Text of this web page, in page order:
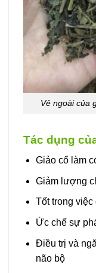
Vẻ ngoài của
Tác dụng
Giảo cổ làm
Giảm lượng
Tốt trong
Ức chế sự
Điều trị và
não bộ